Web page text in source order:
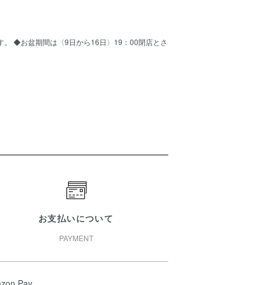
。 ◆お盆期間は〈9日から16日〉19：00閉店とさ
お支払いについて
PAYMENT